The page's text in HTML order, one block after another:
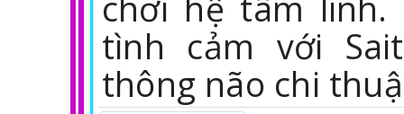
tình cảm với
thông não chi